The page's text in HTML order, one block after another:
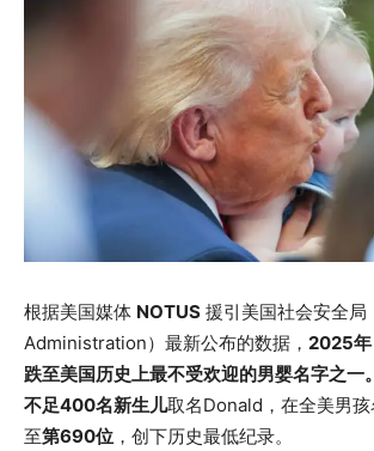
根据美国媒体 NOTUS 援引美国社会安全
Administration）最新公布的数据， 2025年
跌至美国历史上最不受欢迎的男婴名字之一。
不足400名新生儿取名Donald，在全美男
至第690位 ，创下历史最低纪录。